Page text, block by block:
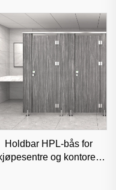
Holdbar HPL-bås for
og kontorer,